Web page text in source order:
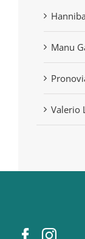
Manu
Valerio